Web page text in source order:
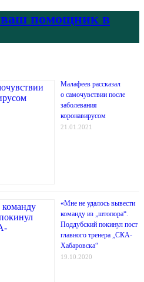
помощник в
Малафеев рассказал
о самочувствии после
заболевания
коронавирусом
21.01.2021
«Мне не удалось вывести
команду из „штопора“.
Поддубский покинул пост
главного тренера „СКА-
Хабаровска“
19.10.2020